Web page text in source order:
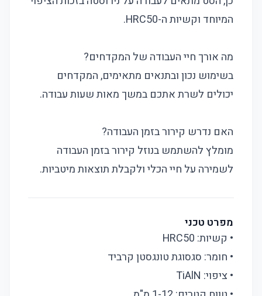
המיוחד וקשיות ה-HRC50.
מה אורך חיי העבודה של המקדחים?
בשימוש נכון ובתנאים מתאימים, המקדחים
יכולים לשרת אתכם במשך מאות שעות עבודה.
האם נדרש קירור בזמן העבודה?
מומלץ להשתמש בנוזל קירור בזמן העבודה
לשמירה על חיי הכלי ולקבלת תוצאות מיטביות.
מפרט טכני
• קשיות: HRC50
• חומר: סגסוגת טונגסטן קרביד
• ציפוי: TiAlN